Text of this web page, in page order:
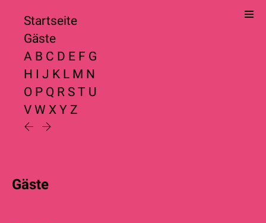
Startseite
Gäste
A B C D E F G
H I J K L M N
O P Q R S T U
V W X Y Z
Gäste